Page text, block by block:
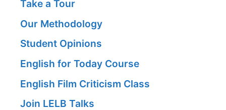
Take a Tour
Our Methodology
Student Opinions
English for Today Course
English Film Criticism Class
Join LELB Talks